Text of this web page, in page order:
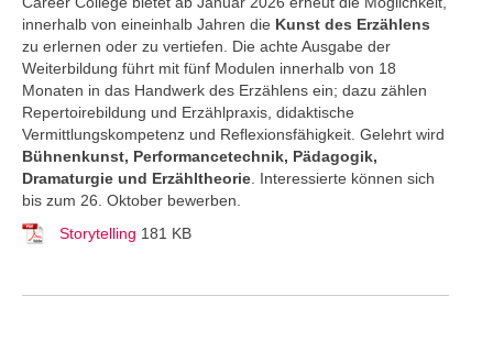
innerhalb von eineinhalb Jahren die Kunst des Erzählens
zu erlernen oder zu vertiefen. Die achte Ausgabe der
Weiterbildung führt mit fünf Modulen innerhalb von 18
Monaten in das Handwerk des Erzählens ein; dazu zählen
Repertoirebildung und Erzählpraxis, didaktische
Vermittlungskompetenz und Reflexionsfähigkeit. Gelehrt wird
Bühnenkunst, Performancetechnik, Pädagogik,
Dramaturgie und Erzähltheorie . Interessierte können sich
bis zum 26. Oktober bewerben.
Storytelling 181 KB